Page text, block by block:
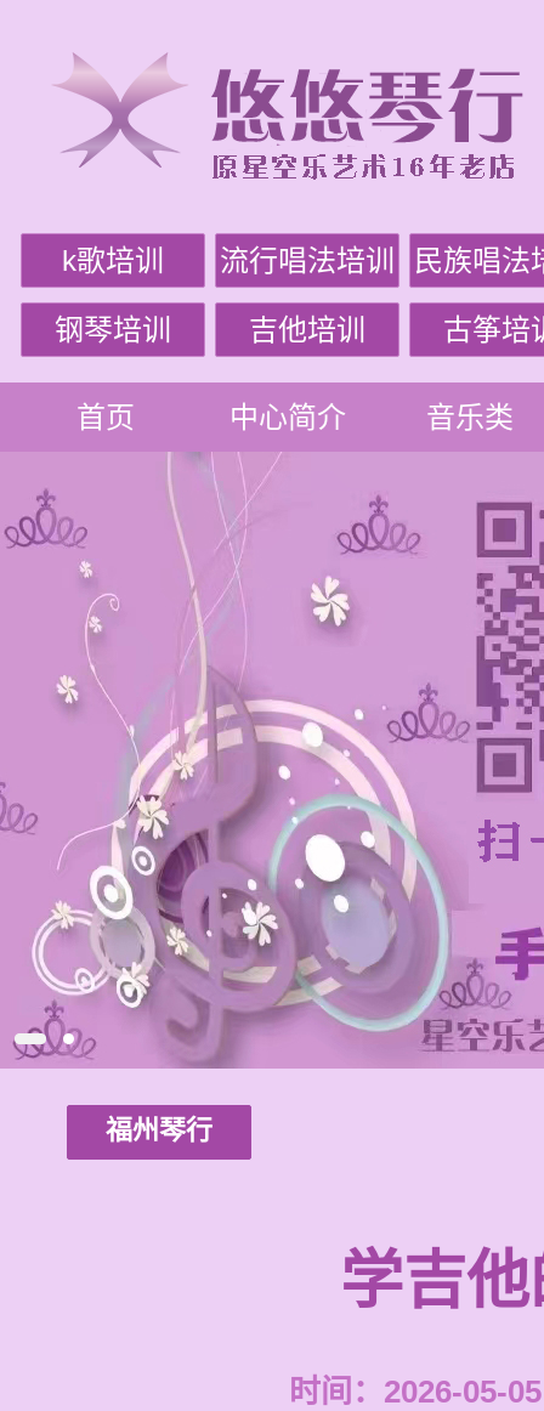
k歌培训 流行唱法培训 民族唱法
钢琴培训 吉他培训 古筝培
首页 中心简介 音乐类
福州琴行
学吉
时间：2026-05-